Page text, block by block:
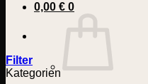
0,00 € 0
Filter
Kategorien